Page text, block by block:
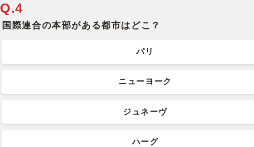
Q.4
国際連合の本部がある都市はどこ？
パリ
ニューヨーク
ジュネーヴ
ハーグ